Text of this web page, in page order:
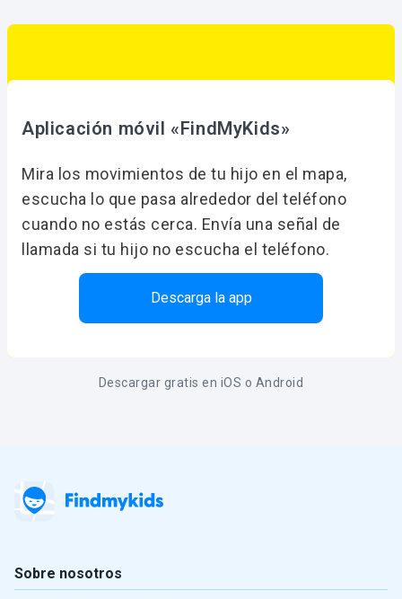
Descargar gratis en iOS o Android
Aplicación móvil «FindMyKids»
Mira los movimientos de tu hijo en el mapa,
escucha lo que pasa alrededor del teléfono
cuando no estás cerca. Envía una señal de
llamada si tu hijo no escucha el teléfono.
Descarga la app
Sobre nosotros